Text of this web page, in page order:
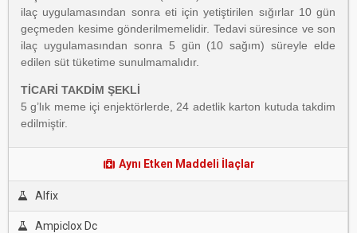
ilaç uygulamasından sonra eti için yetiştirilen sığırlar 10 gün
geçmeden kesime gönderilmemelidir. Tedavi süresince ve son
ilaç uygulamasından sonra 5 gün (10 sağım) süreyle elde
edilen süt tüketime sunulmamalıdır.
TİCARİ TAKDİM ŞEKLİ
5 g’lık meme içi enjektörlerde, 24 adetlik karton kutuda takdim
edilmiştir.
Aynı Etken Maddeli İlaçlar
Alfix
Ampiclox Dc